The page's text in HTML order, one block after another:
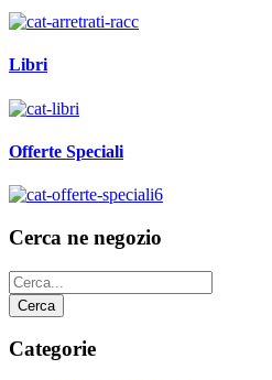
Libri
Offerte Speciali
Cerca ne negozio
Categorie